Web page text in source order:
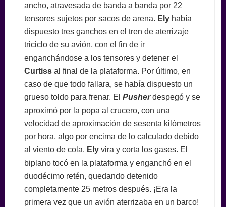
ancho, atravesada de banda a banda por 22
tensores sujetos por sacos de arena. Elyhabía
dispuesto tres ganchos en el tren de aterrizaje
triciclo de su avión, con el fin de ir
enganchándose a los tensores y detener el
Curtissal final de la plataforma. Por último, en
caso de que todo fallara, se había dispuesto un
grueso toldo para frenar. El Pusherdespegó y se
aproximó por la popa al crucero, con una
velocidad de aproximación de sesenta kilómetros
por hora, algo por encima de lo calculado debido
al viento de cola. Elyvira y corta los gases. El
biplano tocó en la plataforma y enganchó en el
duodécimo retén, quedando detenido
completamente 25 metros después. ¡Era la
primera vez que un avión aterrizaba en un barco!